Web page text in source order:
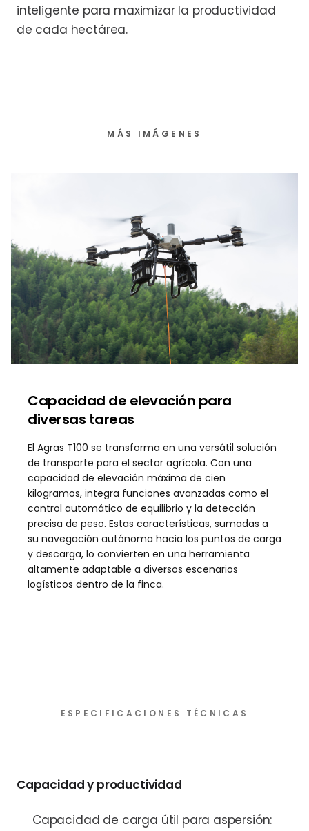
inteligente para maximizar la productividad
de cada hectárea.
MÁS IMÁGENES
Capacidad de elevación para
diversas tareas
El Agras T100 se transforma en una versátil solución
de transporte para el sector agrícola. Con una
capacidad de elevación máxima de cien
kilogramos, integra funciones avanzadas como el
control automático de equilibrio y la detección
precisa de peso. Estas características, sumadas a
su navegación autónoma hacia los puntos de carga
y descarga, lo convierten en una herramienta
altamente adaptable a diversos escenarios
logísticos dentro de la finca.
ESPECIFICACIONES TÉCNICAS
Capacidad y productividad
Capacidad de carga útil para aspersión: